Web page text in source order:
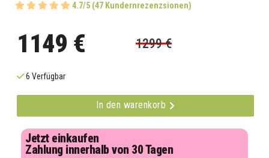
4.7/5 (47 Kundernrezenzsionen)
1149 € 1299 €
6 Verfügbar
In den warenkorb
Jetzt einkaufen
Zahlung innerhalb von 30 Tagen